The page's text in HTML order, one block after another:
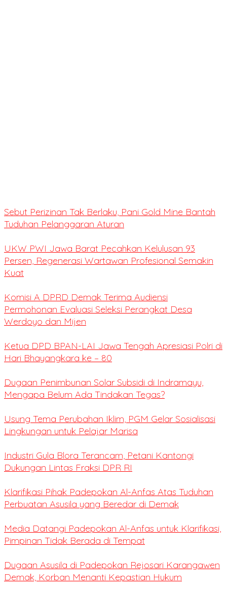
Sebut Perizinan Tak Berlaku, Pani Gold Mine Bantah
Tuduhan Pelanggaran Aturan
UKW PWI Jawa Barat Pecahkan Kelulusan 93
Persen, Regenerasi Wartawan Profesional Semakin
Kuat
Komisi A DPRD Demak Terima Audiensi
Permohonan Evaluasi Seleksi Perangkat Desa
Werdoyo dan Mijen
Ketua DPD BPAN-LAI Jawa Tengah Apresiasi Polri di
Hari Bhayangkara ke – 80
Dugaan Penimbunan Solar Subsidi di Indramayu,
Mengapa Belum Ada Tindakan Tegas?
Usung Tema Perubahan Iklim, PGM Gelar Sosialisasi
Lingkungan untuk Pelajar Marisa
Industri Gula Blora Terancam, Petani Kantongi
Dukungan Lintas Fraksi DPR RI
Klarifikasi Pihak Padepokan Al-Anfas Atas Tuduhan
Perbuatan Asusila yang Beredar di Demak
Media Datangi Padepokan Al-Anfas untuk Klarifikasi,
Pimpinan Tidak Berada di Tempat
Dugaan Asusila di Padepokan Rejosari Karangawen
Demak, Korban Menanti Kepastian Hukum